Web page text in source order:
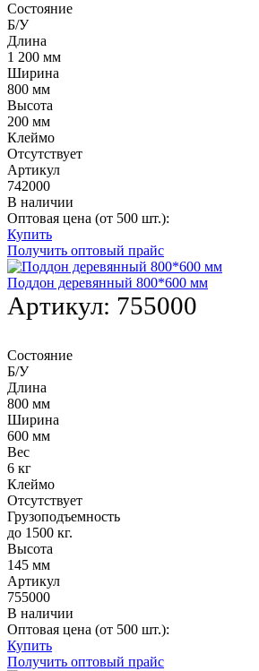
Состояние
Б/У
Длина
1 200 мм
Ширина
800 мм
Высота
200 мм
Клеймо
Отсутствует
Артикул
742000
В наличии
Оптовая цена (от 500 шт.):
Купить
Получить оптовый прайс
Поддон деревянный 800*600 мм
Артикул: 755000
Состояние
Б/У
Длина
800 мм
Ширина
600 мм
Вес
6 кг
Клеймо
Отсутствует
Грузоподъемность
до 1500 кг.
Высота
145 мм
Артикул
755000
В наличии
Оптовая цена (от 500 шт.):
Купить
Получить оптовый прайс